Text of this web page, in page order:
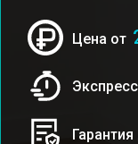
Цена от